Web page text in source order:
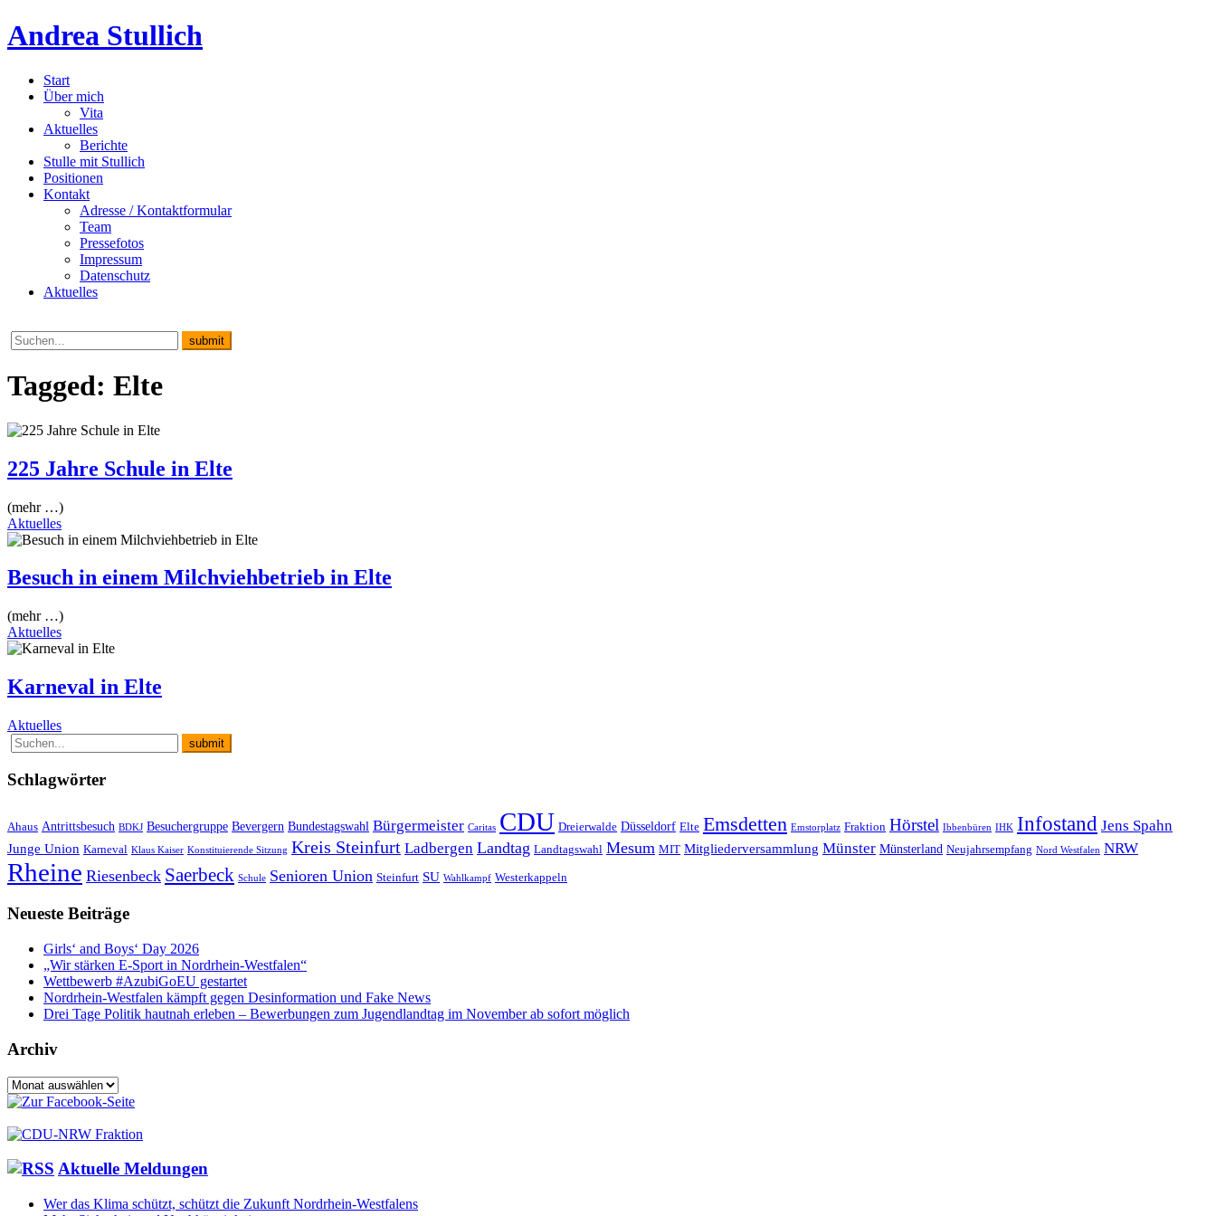
Andrea Stullich
Start
Über mich
Vita
Aktuelles
Berichte
Stulle mit Stullich
Positionen
Kontakt
Adresse / Kontaktformular
Team
Pressefotos
Impressum
Datenschutz
Aktuelles
Tagged: Elte
225 Jahre Schule in Elte
(mehr …)
Aktuelles
Besuch in einem Milchviehbetrieb in Elte
(mehr …)
Aktuelles
Karneval in Elte
Aktuelles
Schlagwörter
Ahaus Antrittsbesuch BDKJ Besuchergruppe Bevergern Bundestagswahl Bürgermeister Caritas CDU Dreierwalde Düsseldorf Elte Emsdetten Emstorplatz Fraktion Hörstel Ibbenbüren IHK Infostand Jens Spahn
Junge Union Karneval Klaus Kaiser Konstituierende Sitzung Kreis Steinfurt Ladbergen Landtag Landtagswahl Mesum MIT Mitgliederversammlung Münster Münsterland Neujahrsempfang Nord Westfalen NRW
Rheine Riesenbeck Saerbeck Schule Senioren Union Steinfurt SU Wahlkampf Westerkappeln
Neueste Beiträge
Girls‘ and Boys‘ Day 2026
„Wir stärken E-Sport in Nordrhein-Westfalen“
Wettbewerb #AzubiGoEU gestartet
Nordrhein-Westfalen kämpft gegen Desinformation und Fake News
Drei Tage Politik hautnah erleben – Bewerbungen zum Jugendlandtag im November ab sofort möglich
Archiv
Archiv
Aktuelle Meldungen
Wer das Klima schützt, schützt die Zukunft Nordrhein-Westfalens